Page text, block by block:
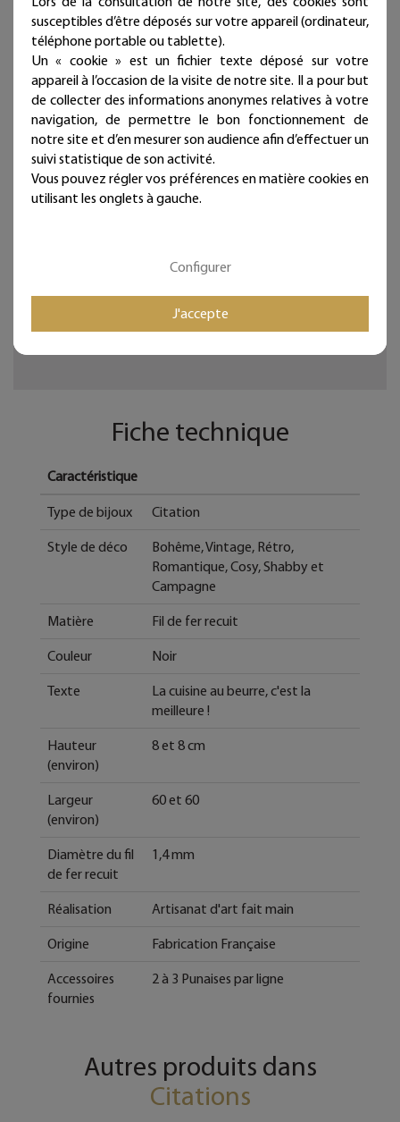
Chaque bijou de mur est présenté dans une jolie
pochette prête à offrir et qui atteste sa fabrication
artisanale et française !
Deux à trois punaises fournies par ligne selon la longueur
(noir mat diamètre 11 mm - longueur 11 mm)
Ces articles sont réservés à la décoration d'intérieur.
Tous les Bijoux de Mur sont traités anticorrosion.
Mieux qu'un sticker ou un autocollant, nos écritures en fil
intemporelles et repositionnables à l'infini !
Fiche technique
Caractéristique
Type de bijoux Citation
Style de déco
Bohême, Vintage, Rétro,
Romantique, Cosy, Shabby et
Campagne
Matière Fil de fer recuit
Couleur Noir
Texte
La cuisine au beurre, c'est la
meilleure !
Hauteur
(environ)
8 et 8 cm
Largeur
(environ)
60 et 60
Diamètre du fil
de fer recuit
1,4 mm
Réalisation Artisanat d'art fait main
Origine Fabrication Française
Accessoires
fournies
2 à 3 Punaises par ligne
Autres produits dans
Citations
susceptibles d’être déposés sur votre appareil (ordinateur,
téléphone portable ou tablette).
Un « cookie » est un fichier texte déposé sur votre
appareil à l’occasion de la visite de notre site. Il a pour but
de collecter des informations anonymes relatives à votre
navigation, de permettre le bon fonctionnement de
notre site et d’en mesurer son audience afin d’effectuer un
suivi statistique de son activité.
Vous pouvez régler vos préférences en matière cookies en
utilisant les onglets à gauche.
Configurer
J'accepte